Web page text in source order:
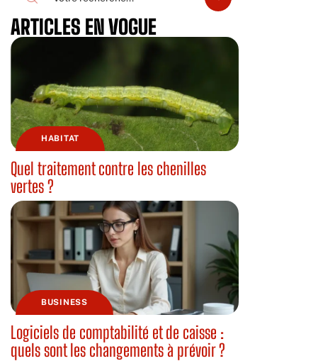
ARTICLES EN VOGUE
HABITAT
Quel traitement contre les chenilles
vertes ?
BUSINESS
Logiciels de comptabilité et de caisse :
quels sont les changements à prévoir ?